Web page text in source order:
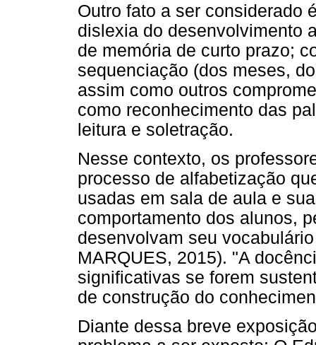
Outro fato a ser considerado
dislexia do desenvolvimento
de memória de curto prazo;
sequenciação (dos meses,
assim como outros
como reconhecimento das
leitura e soletração.
Nesse contexto, os
processo de alfabetização
usadas em sala de aula e
comportamento dos alunos,
desenvolvam seu
MARQUES, 2015). "A
significativas se forem
de construção do
Diante dessa breve